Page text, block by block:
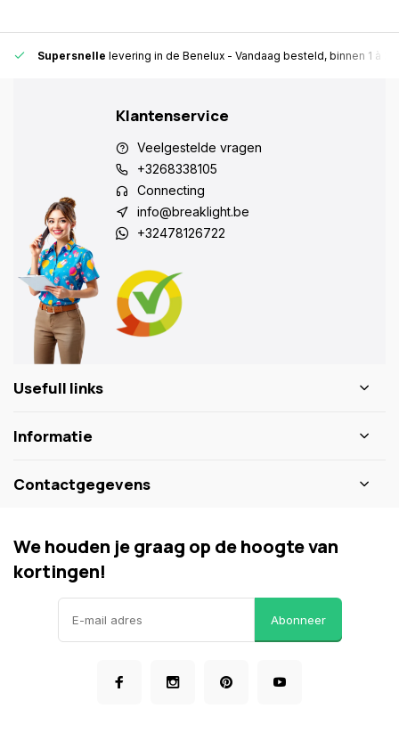
Supersnelle levering in de Benelux - Vandaag besteld, binnen 1 à 2
Klantenservice
Veelgestelde vragen
+3268338105
Connecting
info@breaklight.be
+32478126722
Usefull links
Informatie
Contactgegevens
We houden je graag op de hoogte van
kortingen!
Abonneer